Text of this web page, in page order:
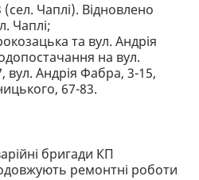
Чаплі). Відновлено
Чаплі;
та вул. Андрія
на вул.
вул. Андрія Фабра, 3-15,
67-83.
бригади КП
ремонтні роботи